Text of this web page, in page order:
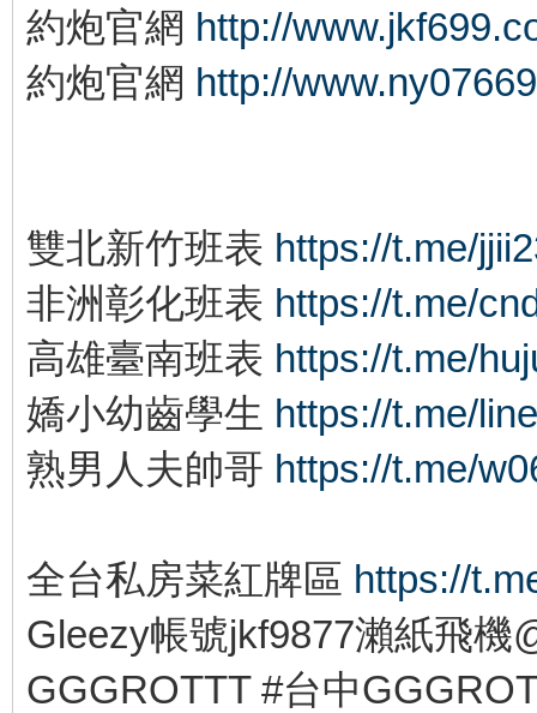
約炮官網 http://
約炮官網 http://
雙北新竹班表 https://t.me/
非洲彰化班表 https://t.me/
高雄臺南班表 https://t.me/
嬌小幼齒學生 https://t.me/
熟男人夫帥哥 https://t.me/
全台私房菜紅牌區 https://
Gleezy帳號jkf9877瀨紙飛機
GGGROTTT #台中